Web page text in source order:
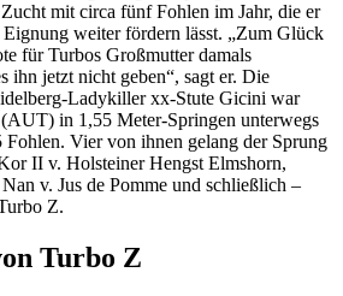
mit circa fünf Fohlen im Jahr, die er
Eignung weiter fördern lässt. „Zum Glück
für Turbos Großmutter damals
ihn jetzt nicht geben“, sagt er. Die
Ladykiller xx-Stute Gicini war
in 1,55 Meter-Springen unterwegs
Fohlen. Vier von ihnen gelang der Sprung
II v. Holsteiner Hengst Elmshorn,
v. Jus de Pomme und schließlich –
Z.
Turbo Z